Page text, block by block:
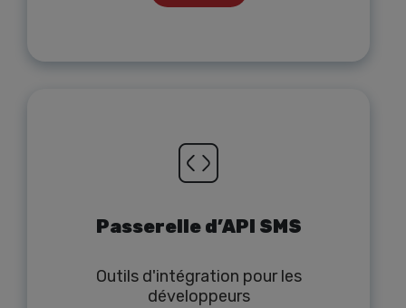
Passerelle d’API SMS
Outils d'intégration pour les
développeurs